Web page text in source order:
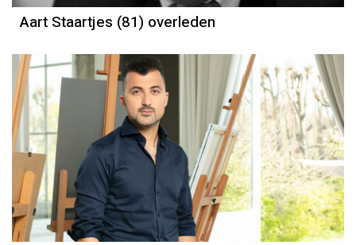
Aart Staartjes (81) overleden